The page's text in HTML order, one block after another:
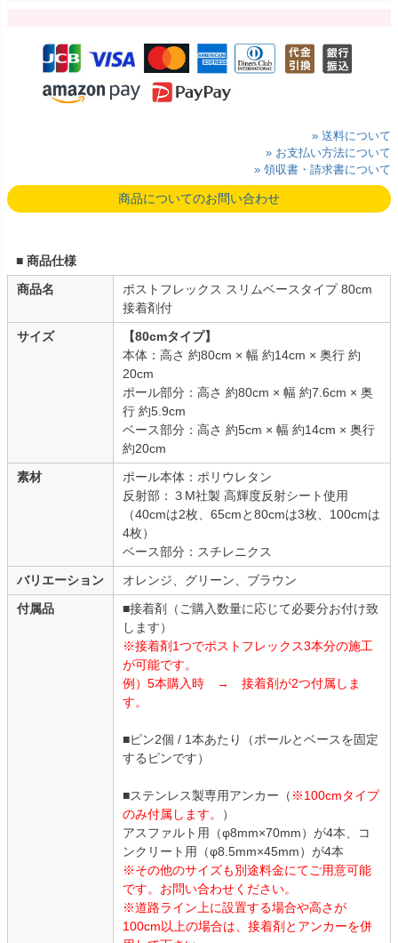
» 送料について
» お支払い方法について
» 領収書・請求書について
商品についてのお問い合わせ
■ 商品仕様
商品名
ポストフレックス スリムベースタイプ 80cm
接着剤付
サイズ
【80cmタイプ】
本体：高さ 約80cm × 幅 約14cm × 奥行 約
20cm
ポール部分：高さ 約80cm × 幅 約7.6cm × 奥
行 約5.9cm
ベース部分：高さ 約5cm × 幅 約14cm × 奥行
約20cm
素材
ポール本体：ポリウレタン
反射部：３M社製 高輝度反射シート使用
（40cmは2枚、65cmと80cmは3枚、100cmは
4枚）
ベース部分：スチレニクス
バリエーション
オレンジ、グリーン、ブラウン
付属品
■接着剤（ご購入数量に応じて必要分お付け致
します）
※接着剤1つでポストフレックス3本分の施工
が可能です。
例）5本購入時 → 接着剤が2つ付属しま
す。
■ピン2個 / 1本あたり（ポールとベースを固定
するピンです）
■ステンレス製専用アンカー（ ※100cmタイプ
のみ付属します。
）
アスファルト用（φ8mm×70mm）が4本、コ
ンクリート用（φ8.5mm×45mm）が4本
※その他のサイズも別途料金にてご用意可能
です。お問い合わせください。
※道路ライン上に設置する場合や高さが
100cm以上の場合は、接着剤とアンカーを併